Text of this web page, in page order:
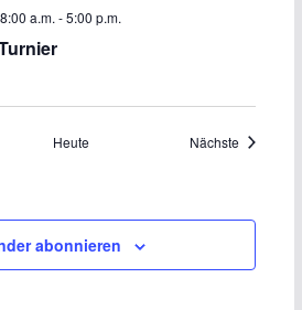
a.m. -5:00 p.m.
Heute Nächste
abonnieren